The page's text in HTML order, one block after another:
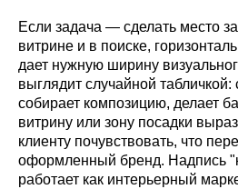
Если задача — сделать место
витрине и в поиске,
дает нужную ширину
выглядит случайной табличкой:
собирает композицию, делает
витрину или зону посадки
клиенту почувствовать, что
оформленный бренд. Надпись
работает как интерьерный